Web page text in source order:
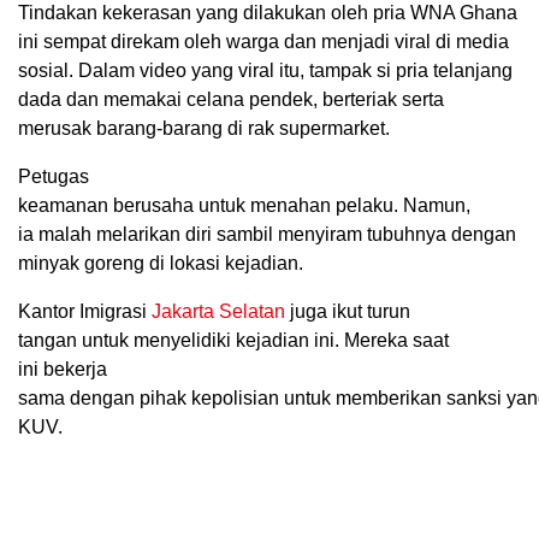
Tindakan kekerasan yang dilakukan oleh pria WNA Ghana
ini sempat direkam oleh warga dan menjadi viral di media
sosial. Dalam video yang viral itu, tampak si pria telanjang
dada dan memakai celana pendek, berteriak serta
merusak barang-barang di rak supermarket.
Petugas
keamanan berusaha untuk menahan pelaku. Namun,
ia malah melarikan diri sambil menyiram tubuhnya dengan
minyak goreng di lokasi kejadian.
Kantor Imigrasi Jakarta Selatan juga ikut turun
tangan untuk menyelidiki kejadian ini. Mereka saat
ini bekerja
sama dengan pihak kepolisian untuk memberikan sanksi
KUV.